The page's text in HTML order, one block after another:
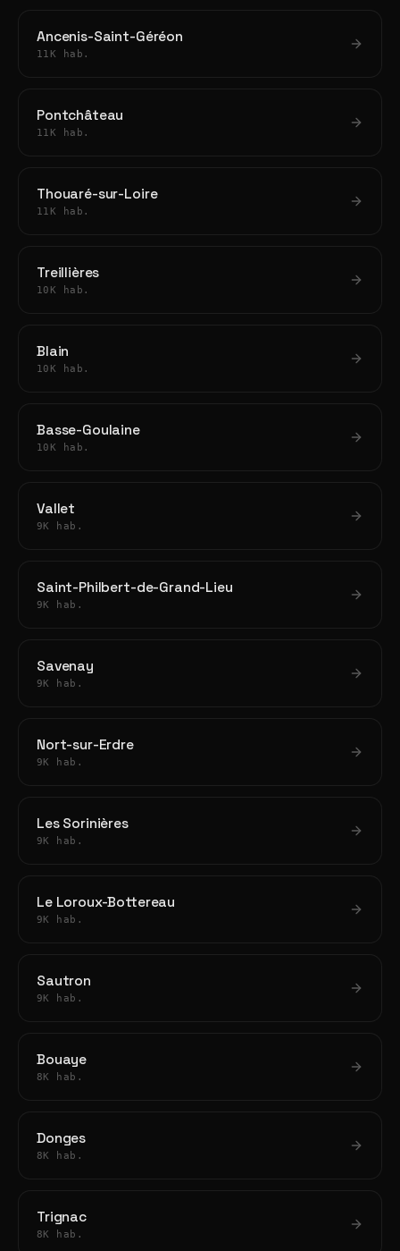
Ancenis-Saint-Géréon
11K hab.
Pontchâteau
11K hab.
Thouaré-sur-Loire
11K hab.
Treillières
10K hab.
Blain
10K hab.
Basse-Goulaine
10K hab.
Vallet
9K hab.
Saint-Philbert-de-Grand-Lieu
9K hab.
Savenay
9K hab.
Nort-sur-Erdre
9K hab.
Les Sorinières
9K hab.
Le Loroux-Bottereau
9K hab.
Sautron
9K hab.
Bouaye
8K hab.
Donges
8K hab.
Trignac
8K hab.